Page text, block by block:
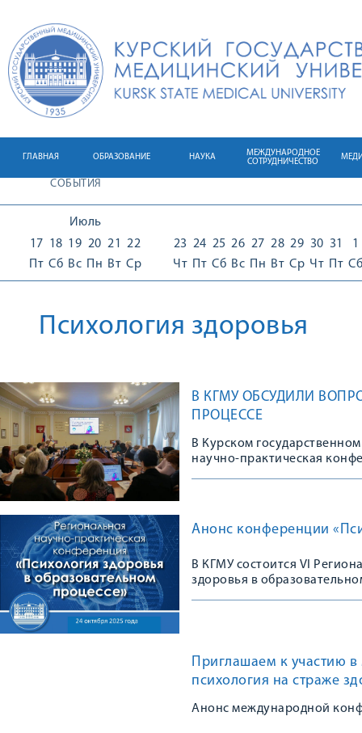
ГЛАВНАЯ ОБРАЗОВАНИЕ НАУКА
МЕЖДУНАРОДНОЕ
СОТРУДНИЧЕСТВО
СОБЫТИЯ
Июль
17
Пт
18
Сб
19
Вс
20
Пн
21
Вт
22
Ср
23
Чт
24
Пт
25
Сб
26
Вс
27
Пн
28
Вт
29
Ср
30
Чт
31
Пт
1
Сб
Психология здоровья
В КГМУ ОБСУДИЛИ
ПРОЦЕССЕ
В Курском
научно-практическая
Анонс конференции
В КГМУ состоится VI
здоровья в
Приглашаем к участию
психология на страже
Анонс международной